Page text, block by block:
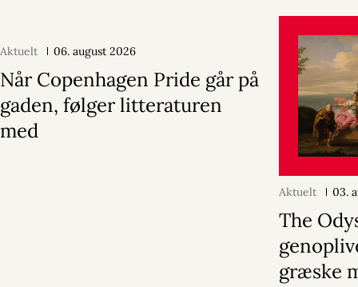
Aktuelt 06. august 2026
Når Copenhagen Pride går på
gaden, følger litteraturen
med
Aktuelt 03.
The
græske